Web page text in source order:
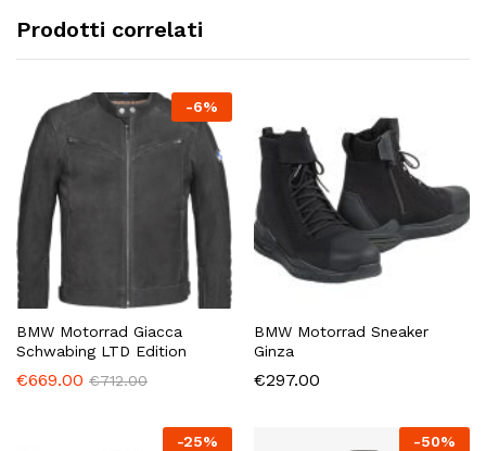
Prodotti correlati
-6%
BMW Motorrad Giacca
Schwabing LTD Edition
€669.00 €712.00
BMW Motorrad Sneaker
Ginza
€297.00
-25% -50%